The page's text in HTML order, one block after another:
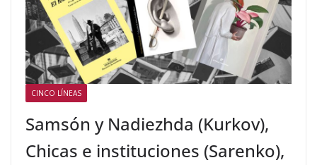
CINCO LÍNEAS
Samsón y Nadiezhda (Kurkov),
Chicas e instituciones (Sarenko),